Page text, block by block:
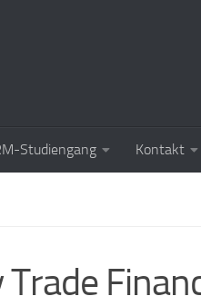
Studiengang Kontakt